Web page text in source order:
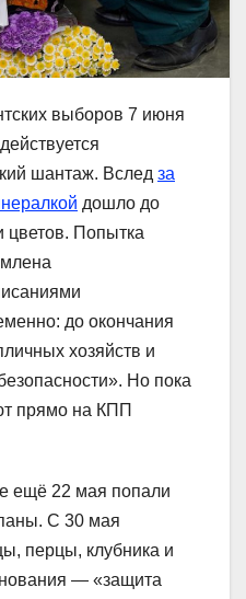
выборов 7 июня
шантаж. Вслед за
дошло до
цветов. Попытка
до окончания
хозяйств и
Но пока
прямо на КПП
ещё 22 мая попали
С 30 мая
перцы, клубника и
— «защита